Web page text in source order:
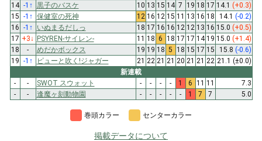
14 -1 ↑ 黒子のバスケ 10 13 15 14 7 19 18 17 14.1 (+0.3)
15 -1 ↑ 保健室の死神 12 16 12 15 11 13 16 18 14.1 (-0.2)
16 -1 ↑ いぬまるだしっ 18 17 16 16 12 12 13 16 15.0 (+0.5)
17 +3↓ PSYREN-サイレン- 11 18 6 18 17 17 14 19 15.0 (+1.4)
18
- めだかボックス 19 19 18 5 18 15 17 15 15.8 (-0.6)
19 -1 ↑ ピューと吹く!ジャガー 21 22 21 21 20 21 21 22 21.1 (±0.0)
新連載
-
- SWOT スウォット - - - - 1 6 11 11
7.3
-
- 逢魔ヶ刻動物園 - - - - - 1 7 7 5.0
巻頭カラー センターカラー
掲載データについて